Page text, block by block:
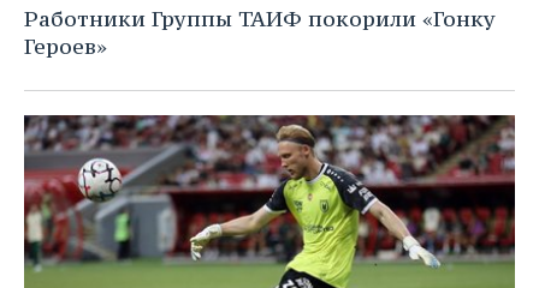
Работники Группы ТАИФ покорили «Гонку
Героев»